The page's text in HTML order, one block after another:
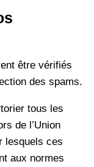
être vérifiés
des spams.
tous les
de l’Union
lesquels ces
aux normes